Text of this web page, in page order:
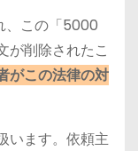
、この「5000
が削除されたこ
がこの法律の対
います。依頼主